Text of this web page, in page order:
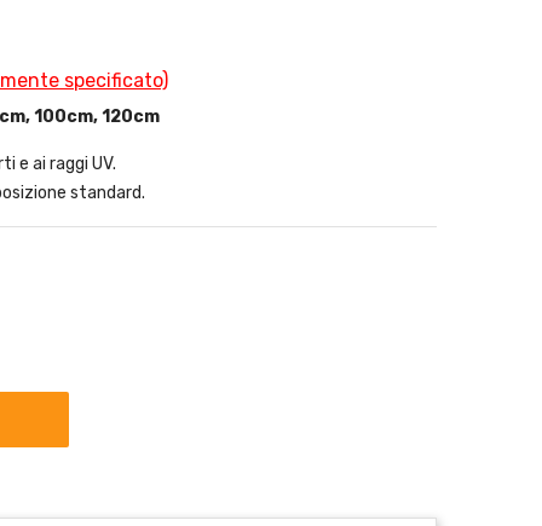
specificato)
100cm, 120cm
e ai raggi UV.
standard.